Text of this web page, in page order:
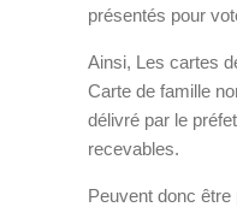
présentés pour
Ainsi, Les cartes
Carte de famille
délivré par le
recevables.
Peuvent donc être